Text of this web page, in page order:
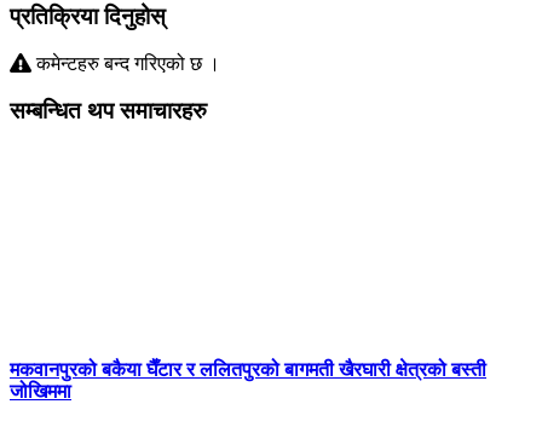
प्रतिक्रिया दिनुहोस्
कमेन्टहरु बन्द गरिएको छ ।
सम्बन्धित थप समाचारहरु
मकवानपुरको बकैया घैँटार र ललितपुरको बागमती खैरघारी क्षेत्रको बस्ती
जोखिममा